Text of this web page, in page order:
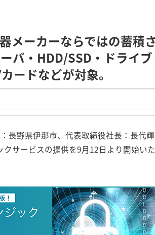
メーカーならではの蓄積
バ・HDD/SSD・ドライ
ードなどが対象。
長野県伊那市、代表取締役社長：長代
サービスの提供を9月12日より開始いた